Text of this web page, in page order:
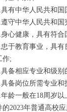
中华人民共和国
中华人民共和国
健康，具有符合
教育事业，具有良
作;
相应专业和级别
岗位所需专业和技
一般在18周岁以上
的2023年普通高校